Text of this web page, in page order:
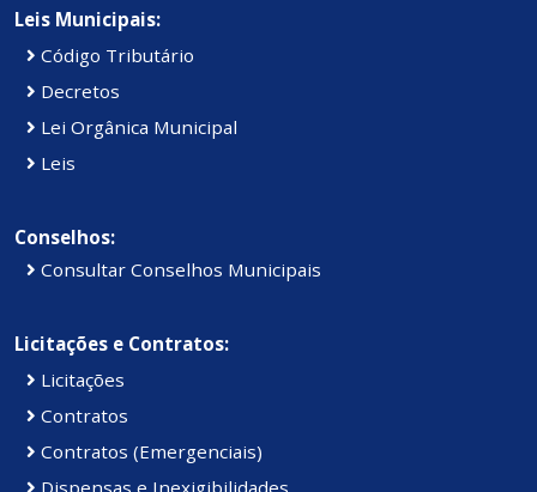
Leis Municipais:
Código Tributário
Decretos
Lei Orgânica Municipal
Leis
Conselhos:
Consultar Conselhos Municipais
Licitações e Contratos:
Licitações
Contratos
Contratos (Emergenciais)
Dispensas e Inexigibilidades